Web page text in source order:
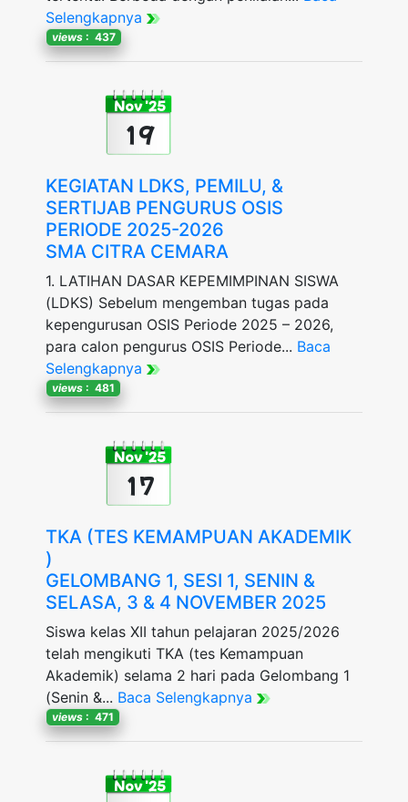
Selengkapnya
views : 437
Nov '25
19
KEGIATAN LDKS, PEMILU, &
SERTIJAB PENGURUS OSIS
PERIODE 2025-2026
SMA CITRA CEMARA
1. LATIHAN DASAR KEPEMIMPINAN SISWA
(LDKS) Sebelum mengemban tugas pada
kepengurusan OSIS Periode 2025 – 2026,
para calon pengurus OSIS Periode... Baca
Selengkapnya
views : 481
Nov '25
17
TKA (TES KEMAMPUAN AKADEMIK
)
GELOMBANG 1, SESI 1, SENIN &
SELASA, 3 & 4 NOVEMBER 2025
Siswa kelas XII tahun pelajaran 2025/2026
telah mengikuti TKA (tes Kemampuan
Akademik) selama 2 hari pada Gelombang 1
(Senin &... Baca Selengkapnya
views : 471
Nov '25